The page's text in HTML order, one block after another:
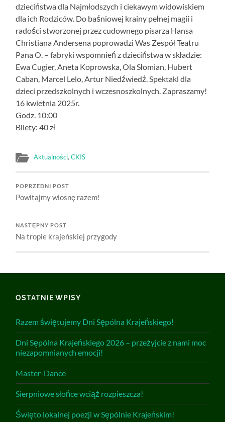
dzieciństwa dla Najmłodszych i ciekawym widowiskiem
dla ich Rodziców. Do baśniowej krainy pełnej magii i
radości stworzonej przez cudownego pisarza Hansa
Christiana Andersena poprowadzi Was Zespół Teatru
Pana O. – fabryki wspomnień z dzieciństwa w składzie:
Ewa Cugier, Aneta Koprowska, Ola Słomian, Hubert
Caban, Marcel Lelo, Artur Niedźwiedź. Spektakl dla
dzieci przedszkolnych i wczesnoszkolnych. Zapraszamy!
16 kwietnia 2025r.
Godz. 10:00
Bilety: 40 zł
Aktualności,CKIS
POPRZEDNI POST
Powitajmy wiosnę razem!
NASTĘPNY POST
Na tropie krajeńskiej przygody
OSTATNIE WPISY
Razem świętujemy Dni Sępólna Krajeńskiego!
Dni Sępólna Krajeńskiego 2026 – przeżyjcie z nami moc
niezapomnianych emocji!
Master-Dance
Sierpniowe słońce wciąż rozpieszcza!
Święto lokalnej poezji w Sępólnie Krajeńskim!